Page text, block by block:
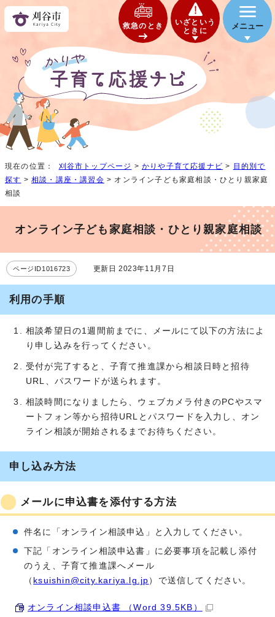
救急のとき
いざという
ときに
メニュー
現在の位置： 刈谷市トップページ >かりや子育て応援ナビ > 目的別で
探す >相談・講座・講習会 > オンライン子ども家庭相談・ひとり親家庭
相談
オンライン子ども家庭相談・ひとり親家庭相談
ページID1016723 更新日 2023年11月7日
利用の手順
相談希望日の1週間前までに、メールにて以下の方法によ
り申し込みを行ってください。
受付が完了すると、子育て推進課から相談日時と招待
URL、パスワードが送られます。
相談時間になりましたら、ウェブカメラ付きのPCやスマ
ートフォン等から招待URLとパスワードを入力し、オン
ライン相談が開始されるまでお待ちください。
申し込み方法
メールに申込書を添付する方法
件名に「オンライン相談申込」と入力してください。
下記「オンライン相談申込書」に必要事項を記載し添付
のうえ、子育て推進課へメール
（ ksuishin@city.kariya.lg.jp ）で送信してください。
オンライン相談申込書 （Word 39.5KB）